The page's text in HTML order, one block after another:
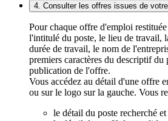
4. Consulter les offres issues de
Pour chaque offre d'emploi
l'intitulé du poste, le lieu de travail,
durée de travail, le nom de
premiers caractères du descriptif du
publication de l'offre.
Vous accédez au détail d'une offre
ou sur le logo sur la gauche. Vous
le détail du poste recherché